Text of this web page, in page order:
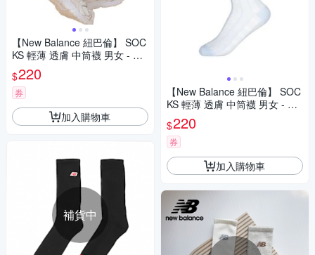
【New Balance 紐巴倫】 SOC
KS 輕薄 透膚 中筒襪 男女 - AC
83595WT
$220
券
加入購物車
補貨中
【New Balance 紐巴倫】 SOC
KS 輕薄 透膚 中筒襪 男女 - AC
83595AA1
$220
券
加入購物車